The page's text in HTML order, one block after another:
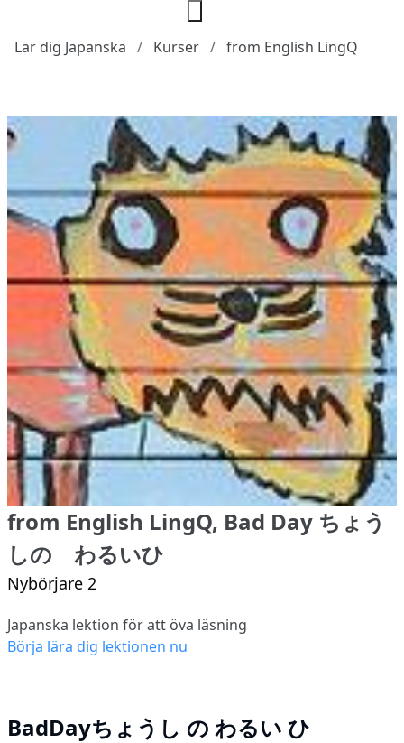
Lär dig Japanska Kurser from English LingQ
from English LingQ, Bad Day ちょう
しの わるいひ
Nybörjare 2
Japanska lektion för att öva läsning
Börja lära dig lektionen nu
BadDayちょうし の わるい ひ